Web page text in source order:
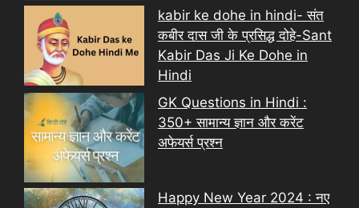
kabir ke dohe in hindi- संत
कबीर दास जी के प्रसिद्ध दोहे-Sant
Kabir Das Ji Ke Dohe in
Hindi
GK Questions in Hindi :
350+ सामान्य ज्ञान और करेंट
अफेयर्स प्रश्न
Happy New Year 2024 : नए